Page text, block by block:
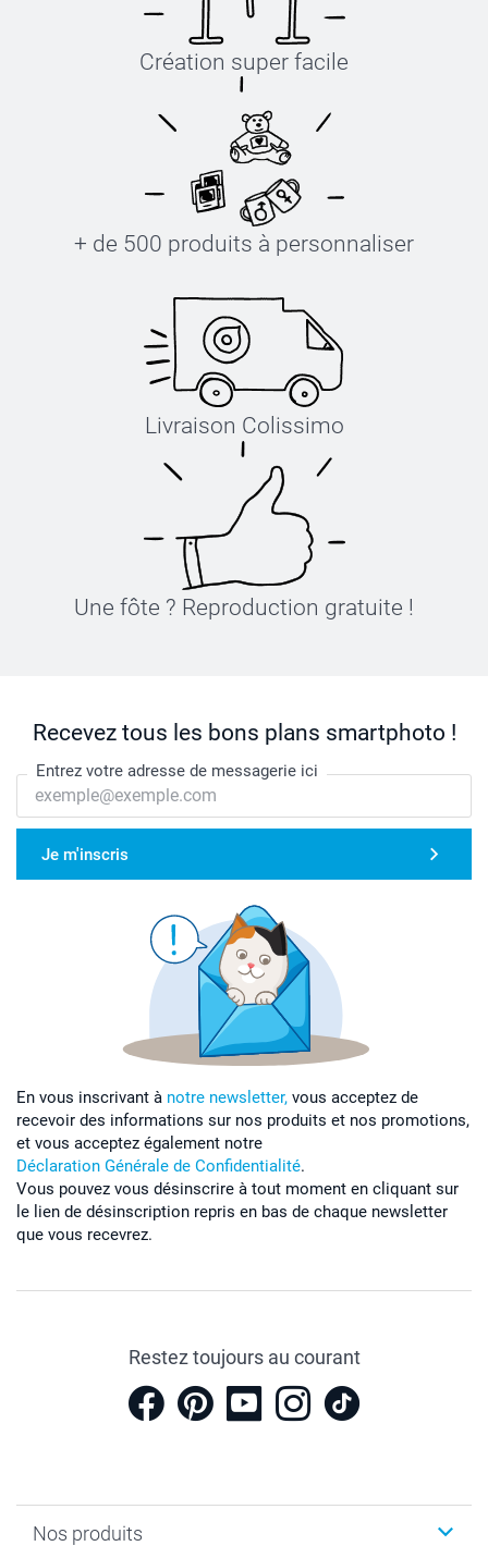
Création super facile
+ de 500 produits à personnaliser
Livraison Colissimo
Une fôte ? Reproduction gratuite !
Recevez tous les bons plans smartphoto !
Entrez votre adresse de messagerie ici
Je m'inscris
En vous inscrivant à notre newsletter, vous acceptez de
recevoir des informations sur nos produits et nos promotions,
et vous acceptez également notre
Déclaration Générale de Confidentialité.
Vous pouvez vous désinscrire à tout moment en cliquant sur
le lien de désinscription repris en bas de chaque newsletter
que vous recevrez.
Restez toujours au courant
Nos produits